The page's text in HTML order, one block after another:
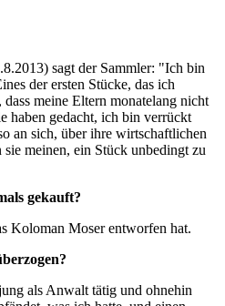
sagt der Sammler: "Ich bin
der ersten Stücke, das ich
meine Eltern monatelang nicht
haben gedacht, ich bin verrückt
an sich, über ihre wirtschaftlichen
meinen, ein Stück unbedingt zu
gekauft?
Koloman Moser entworfen hat.
als Anwalt tätig und ohnehin